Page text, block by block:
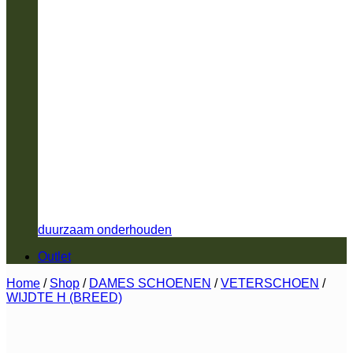
duurzaam onderhouden
Outlet
Home / Shop / DAMES SCHOENEN / VETERSCHOEN /
WIJDTE H (BREED)